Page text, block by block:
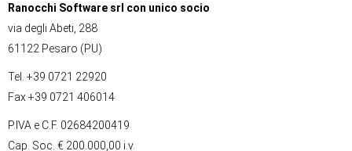
Ranocchi Software srl con unico socio
via degli Abeti, 288
61122 Pesaro (PU)
Tel. +39 0721 22920
Fax +39 0721 406014
P.IVA e C.F. 02684200419
Cap. Soc. € 200.000,00 i.v.